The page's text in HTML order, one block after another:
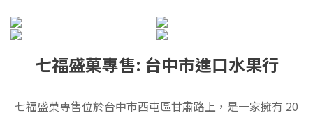
七福盛菓專售: 台中市進口水果行
七福盛菓專售位於台中市西屯區甘肅路上，是一家擁有 20